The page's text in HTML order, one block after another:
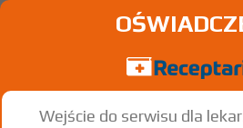
Wejście do serwisu dla